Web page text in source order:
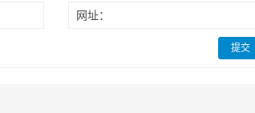
网址：
提交